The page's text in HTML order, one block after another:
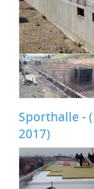
Sporthalle -
2017)